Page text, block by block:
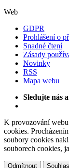
Web
GDPR
Prohlášení o
Snadné čtení
Zásady
Novinky
RSS
Mapa webu
Sledujte nás
K provozování webu
cookies.
soubory cookies
souborech cookies,
Odmítnout